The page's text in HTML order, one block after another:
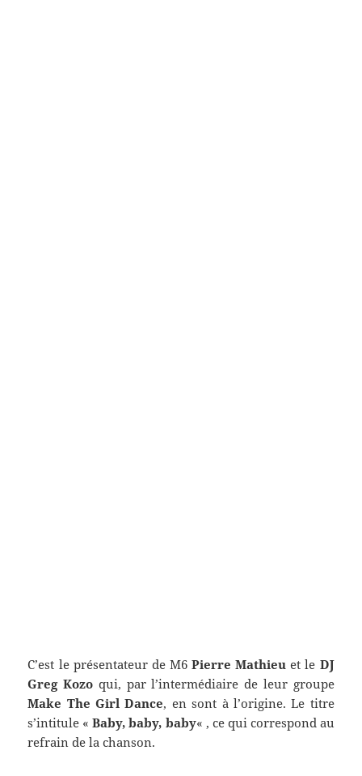
C’est le présentateur de M6Pierre Mathieu et le DJ
Greg Kozo qui, par l’intermédiaire de leur groupe
Make The Girl Dance, en sont à l’origine. Le titre
s’intitule «Baby, baby, baby« , ce qui correspond au
refrain de la chanson.